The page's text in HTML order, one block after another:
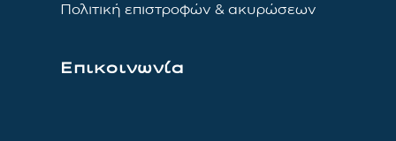
Πολιτική επιστροφών & ακυρώσεων
Επικοινωνία